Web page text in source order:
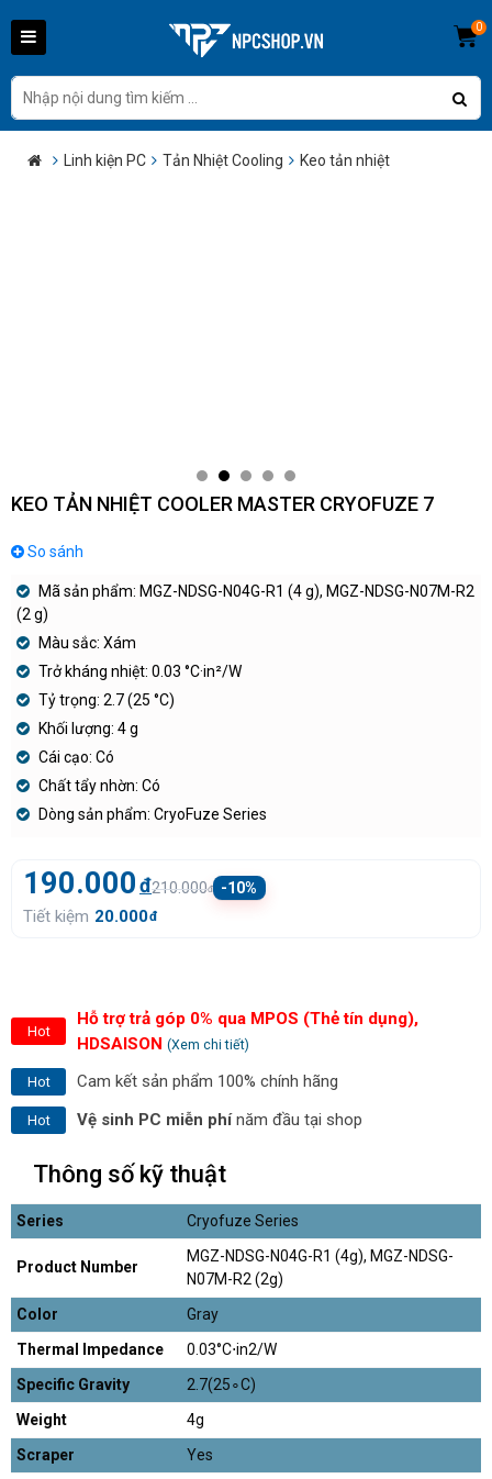
0
Linh kiện PC Tản Nhiệt Cooling Keo tản nhiệt
KEO TẢN NHIỆT COOLER MASTER CRYOFUZE 7
So sánh
Mã sản phẩm: MGZ-NDSG-N04G-R1 (4 g), MGZ-NDSG-N07M-R2
(2 g)
Màu sắc: Xám
Trở kháng nhiệt: 0.03 °C·in²/W
Tỷ trọng: 2.7 (25 °C)
Khối lượng: 4 g
Cái cạo: Có
Chất tẩy nhờn: Có
Dòng sản phẩm: CryoFuze Series
190.000đ210.000đ -10%
Tiết kiệm 20.000đ
Hot
Hỗ trợ trả góp 0% qua MPOS (Thẻ tín dụng),
HDSAISON (Xem chi tiết)
Hot Cam kết sản phẩm 100% chính hãng
Hot Vệ sinh PC miễn phínăm đầu tại shop
Thông số kỹ thuật
Series Cryofuze Series
Product Number
MGZ-NDSG-N04G-R1 (4g), MGZ-NDSG-
N07M-R2 (2g)
Color
Gray
Thermal Impedance
0.03°C⋅in2/W
Specific Gravity
2.7(25∘C)
Weight
4g
Scraper
Yes